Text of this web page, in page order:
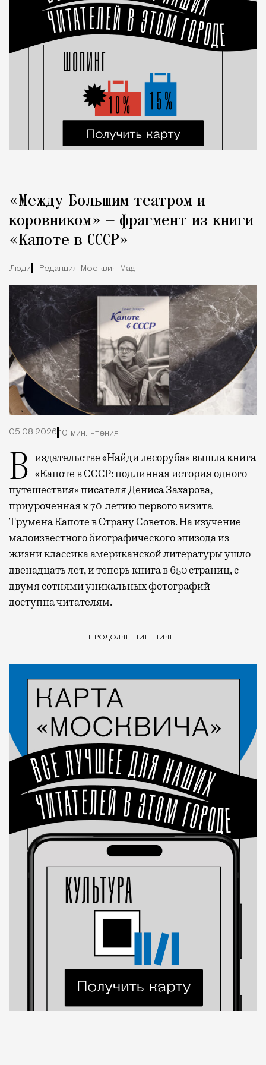
«Между Большим театром и
коровником» — фрагмент из книги
«Капоте в СССР»
Люди Редакция Москвич Mag
05.08.2026 10 мин. чтения
В издательстве «Найди лесоруба» вышла книга
«Капоте в СССР: подлинная история одного
путешествия»писателя Дениса Захарова,
приуроченная к 70-летию первого визита
Трумена Капоте в Страну Советов. На изучение
малоизвестного биографического эпизода из
жизни классика американской литературы ушло
двенадцать лет, и теперь книга в 650 страниц, с
двумя сотнями уникальных фотографий
доступна читателям.
ПРОДОЛЖЕНИЕ НИЖЕ